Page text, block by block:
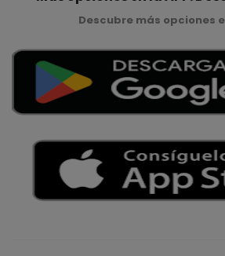
Descubre más opciones